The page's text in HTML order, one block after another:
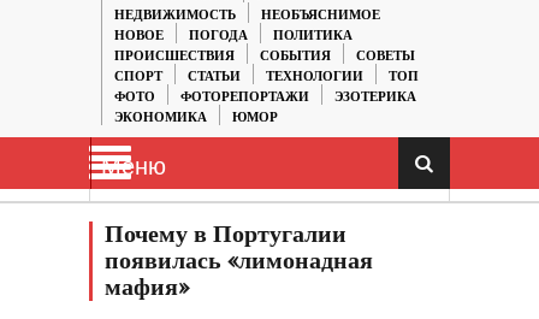
НЕДВИЖИМОСТЬ
НЕОБЪЯСНИМОЕ
НОВОЕ
ПОГОДА
ПОЛИТИКА
ПРОИСШЕСТВИЯ
СОБЫТИЯ
СОВЕТЫ
СПОРТ
СТАТЬИ ТЕХНОЛОГИИ
ТОП
ФОТО
ФОТОРЕПОРТАЖИ
ЭЗОТЕРИКА
ЭКОНОМИКА
ЮМОР
Меню
Почему в Португалии
появилась «лимонадная
мафия»